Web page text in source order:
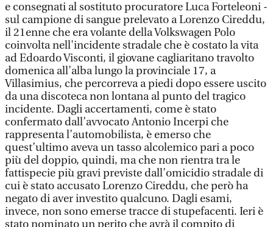
e consegnati al sostituto procuratore Luca Forteleoni -
sul campione di sangue prelevato a Lorenzo Cireddu,
il 21enne che era volante della Volkswagen Polo
coinvolta nell'incidente stradale che è costato la vita
ad Edoardo Visconti, il giovane cagliaritano travolto
domenica all’alba lungo la provinciale 17, a
Villasimius, che percorreva a piedi dopo essere uscito
da una discoteca non lontana al punto del tragico
incidente. Dagli accertamenti, come è stato
confermato dall’avvocato Antonio Incerpi che
rappresenta l’automobilista, è emerso che
quest’ultimo aveva un tasso alcolemico pari a poco
più del doppio, quindi, ma che non rientra tra le
fattispecie più gravi previste dall’omicidio stradale di
cui è stato accusato Lorenzo Cireddu, che però ha
negato di aver investito qualcuno. Dagli esami,
invece, non sono emerse tracce di stupefacenti. Ieri è
stato nominato un perito che avrà il compito di